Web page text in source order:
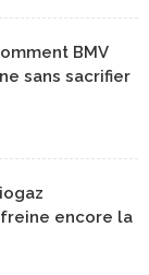
BMV
sans sacrifier
encore la